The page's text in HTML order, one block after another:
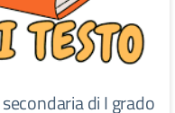
di I grado